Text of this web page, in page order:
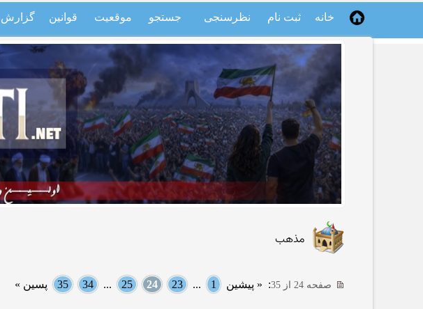
خانه ثبت نام نظرسنجی جستجو موقعیت قوانین گزارش
مذهب
صفحه 24 از 35 : « پیشین 1
...
23
24
25
...
34
35 پسین »